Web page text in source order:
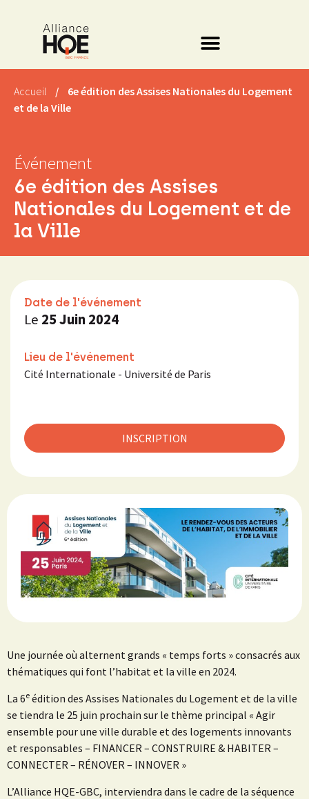
Accueil /
6e édition des Assises Nationales du Logement
et de la Ville
Événement
6e édition des Assises
Nationales du Logement et de
la Ville
Une journée où alternent grands « temps forts » consacrés aux
thématiques qui font l’habitat et la ville en 2024.
La 6e édition des Assises Nationales du Logement et de la ville
se tiendra le 25 juin prochain sur le thème principal « Agir
ensemble pour une ville durable et des logements innovants
et responsables – FINANCER – CONSTRUIRE & HABITER –
CONNECTER – RÉNOVER – INNOVER »
L’Alliance HQE-GBC, interviendra dans le cadre de la séquence
Date de l'événement
Le 25 Juin 2024
Lieu de l'événement
Cité Internationale - Université de Paris
INSCRIPTION